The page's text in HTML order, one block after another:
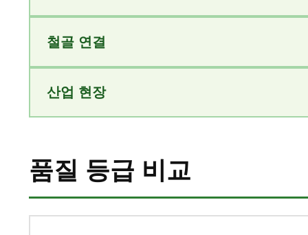
철골 연결
산업 현장
품질 등급 비교